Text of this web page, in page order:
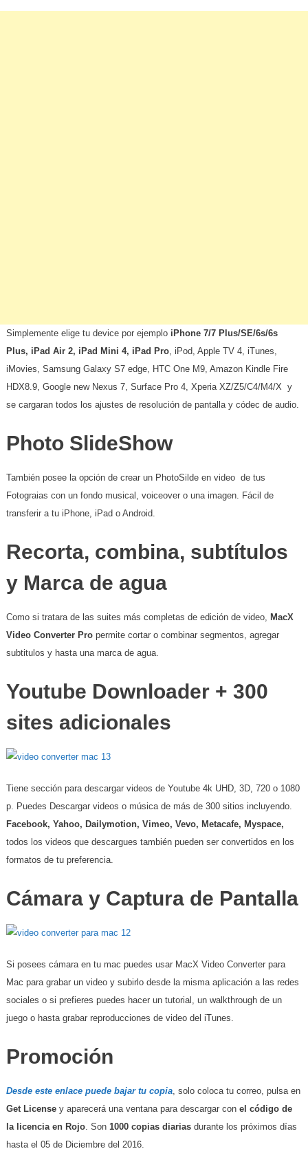
Simplemente elige tu device por ejemplo iPhone 7/7 Plus/SE/6s/6s
Plus, iPad Air 2, iPad Mini 4, iPad Pro, iPod, Apple TV 4, iTunes,
iMovies, Samsung Galaxy S7 edge, HTC One M9, Amazon Kindle Fire
HDX8.9, Google new Nexus 7, Surface Pro 4, Xperia XZ/Z5/C4/M4/X y
se cargaran todos los ajustes de resolución de pantalla y códec de audio.
Photo SlideShow
También posee la opción de crear un PhotoSilde en video de tus
Fotograias con un fondo musical, voiceover o una imagen. Fácil de
transferir a tu iPhone, iPad o Android.
Recorta, combina, subtítulos
y Marca de agua
Como si tratara de las suites más completas de edición de video, MacX
Video Converter Pro permite cortar o combinar segmentos, agregar
subtitulos y hasta una marca de agua.
Youtube Downloader + 300
sites adicionales
Tiene sección para descargar videos de Youtube 4k UHD, 3D, 720 o 1080
p. Puedes Descargar videos o música de más de 300 sitios incluyendo.
Facebook, Yahoo, Dailymotion, Vimeo, Vevo, Metacafe, Myspace,
todos los videos que descargues también pueden ser convertidos en los
formatos de tu preferencia.
Cámara y Captura de Pantalla
Si posees cámara en tu mac puedes usar MacX Video Converter para
Mac para grabar un video y subirlo desde la misma aplicación a las redes
sociales o si prefieres puedes hacer un tutorial, un walkthrough de un
juego o hasta grabar reproducciones de video del iTunes.
Promoción
Desde este enlace puede bajar tu copia, solo coloca tu correo, pulsa en
Get Licensey aparecerá una ventana para descargar con el código de
la licencia en Rojo. Son 1000 copias diariasdurante los próximos días
hasta el 05 de Diciembre del 2016.